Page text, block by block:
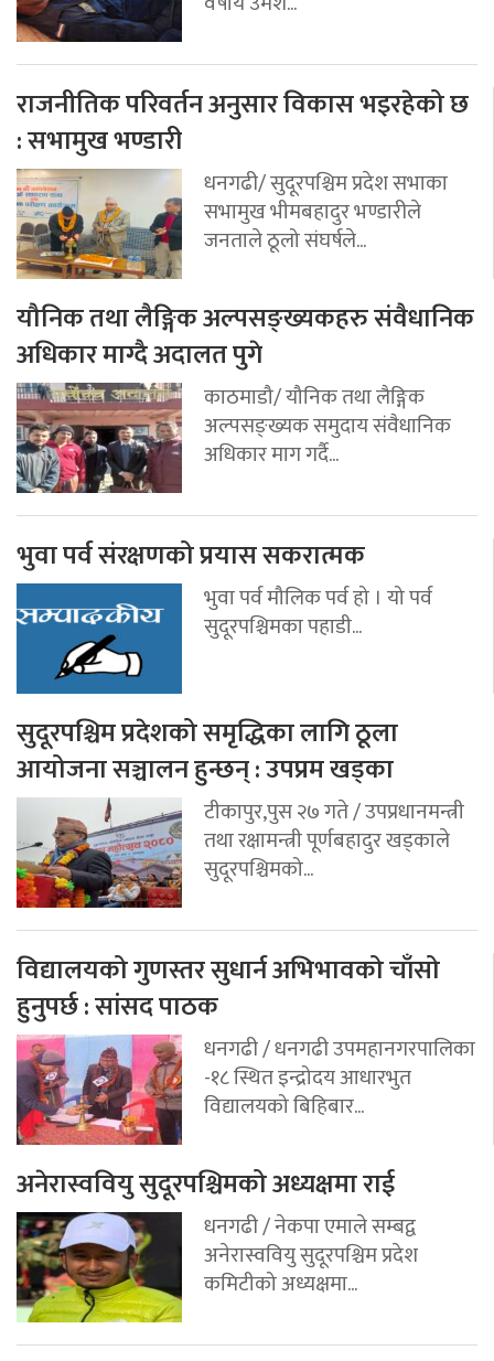
राजनीतिक परिवर्तन अनुसार विकास भइरहेको छ
: सभामुख भण्डारी
धनगढी/ सुदूरपश्चिम प्रदेश सभाका
सभामुख भीमबहादुर भण्डारीले
जनताले ठूलो संघर्षले...
यौनिक तथा लैङ्गिक अल्पसङ्ख्यकहरु संवैधानिक
अधिकार माग्दै अदालत पुगे
काठमाडौ/ यौनिक तथा लैङ्गिक
अल्पसङ्ख्यक समुदाय संवैधानिक
अधिकार माग गर्दै...
भुवा पर्व संरक्षणको प्रयास सकरात्मक
भुवा पर्व मौलिक पर्व हो । यो पर्व
सुदूरपश्चिमका पहाडी...
सुदूरपश्चिम प्रदेशको समृद्धिका लागि ठूला
आयोजना सञ्चालन हुन्छन् : उपप्रम खड्का
टीकापुर,पुस २७ गते / उपप्रधानमन्त्री
तथा रक्षामन्त्री पूर्णबहादुर खड्काले
सुदूरपश्चिमको...
विद्यालयको गुणस्तर सुधार्न अभिभावको चाँसो
हुनुपर्छ : सांसद पाठक
धनगढी / धनगढी उपमहानगरपालिका
-१८ स्थित इन्द्रोदय आधारभुत
विद्यालयको बिहिबार...
अनेरास्ववियु सुदूरपश्चिमको अध्यक्षमा राई
धनगढी / नेकपा एमाले सम्बद्व
अनेरास्ववियु सुदूरपश्चिम प्रदेश
कमिटीको अध्यक्षमा...